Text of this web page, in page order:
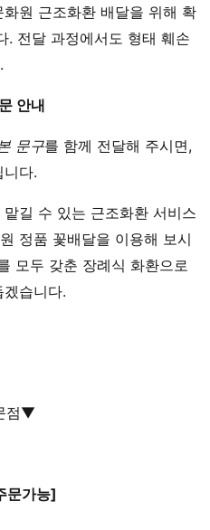
원 근조화환 배달을 위해 확
. 전달 과정에서도 형태 훼손
안내
문구를 함께 전달해 주시면,
다.
길 수 있는 근조화환 서비스
정품 꽃배달을 이용해 보시
모두 갖춘 장례식 화환으로
습니다.
점▼
문가능]